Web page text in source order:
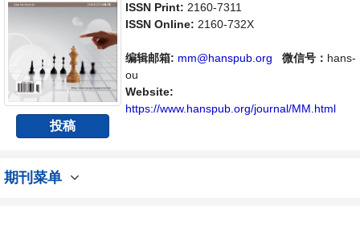
投稿
思想创新、学术创新，倡导科学，繁荣学术，
集学术性、思想性为一体，旨在给世界范围内
享和讨论管理学领域内不同方向问题与发展的
交流平台。
ISSN Print: 2160-7311
ISSN Online: 2160-732X
编辑邮箱: mm@hanspub.org 微信号： hans-
ou
Website:
https://www.hanspub.org/journal/MM.html
期刊菜单